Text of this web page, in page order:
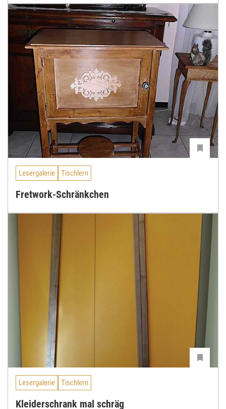
Lesergalerie Tischlern
Fretwork-Schränkchen
Lesergalerie Tischlern
Kleiderschrank mal schräg